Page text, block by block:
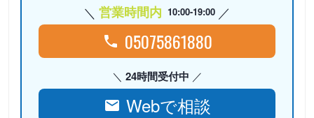
営業時間内 10:00-19:00
05075861880
24時間受付中
Webで相談